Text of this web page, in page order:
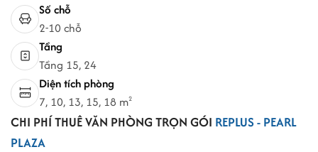
Số chỗ
2-10 chỗ
Tầng
Tầng 15, 24
Diện tích phòng
7, 10, 13, 15, 18 m2
CHI PHÍ THUÊ VĂN PHÒNG TRỌN GÓI REPLUS - PEARL
PLAZA